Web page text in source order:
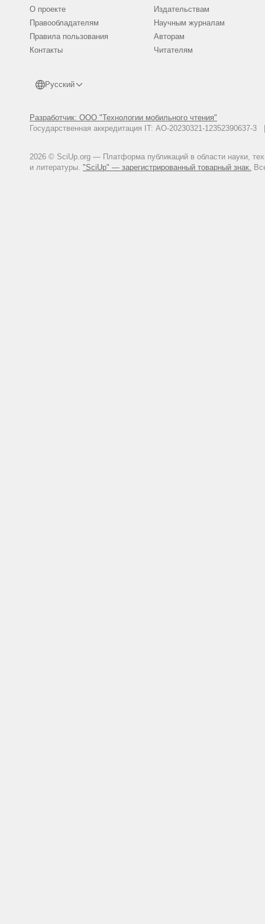
О проекте
Правообладателям
Правила пользования
Контакты
Русский
Разработчик: ООО "Технологии мобильного чтения"
Государственная аккредитация IT: АО-20230321-
2026 © SciUp.org — Платформа публикаций в области науки,
и литературы. "SciUp" — зарегистрированный товарный знак.
Издательствам
Научным журналам
Авторам
Читателям